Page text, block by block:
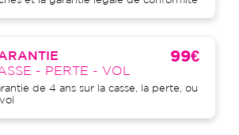
- PERTE - VOL
99€
de 4 ans sur la casse, la perte, ou